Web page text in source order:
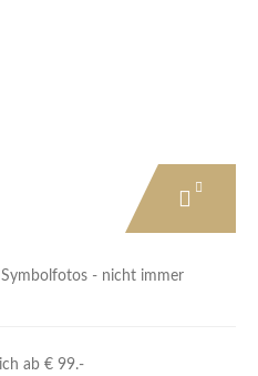
den gewünschten
- nicht immer
ab € 99.-